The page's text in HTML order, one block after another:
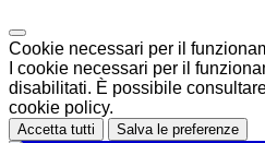
Cookie necessari per il
I cookie necessari per il
disabilitati. È possibile
cookie policy.
Accetta tutti Salva le preferenze